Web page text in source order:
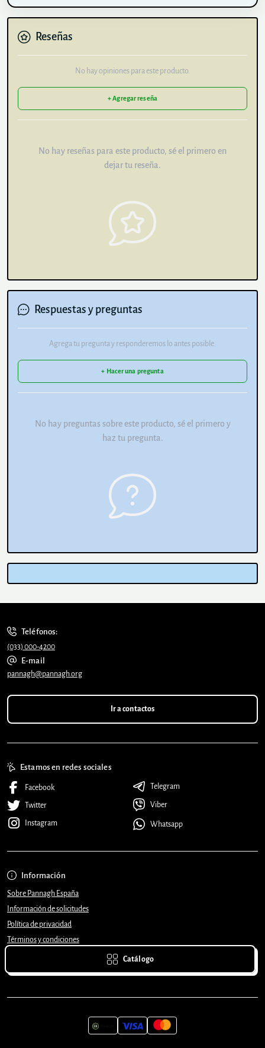
Reseñas
No hay opiniones para este producto.
+ Agregar reseña
No hay reseñas para este producto, sé el primero en
dejar tu reseña.
Respuestas y preguntas
Agrega tu pregunta y responderemos lo antes posible.
+ Hacer una pregunta
No hay preguntas sobre este producto, sé el primero y
haz tu pregunta.
Teléfonos:
(033) 000-4200
E-mail
pannagh@pannagh.org
Ir a contactos
Información
Sobre Pannagh España
Información de solicitudes
Política de privacidad
Términos y condiciones
Catálogo
Estamos en redes sociales
Facebook
Twitter
Instagram
Telegram
Viber
Whatsapp